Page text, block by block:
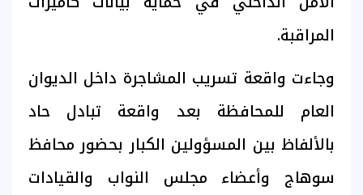
المراقبة.
وجاءت واقعة تسريب المشاجرة داخل الديوان
العام للمحافظة بعد واقعة تبادل حاد
بالألفاظ بين المسؤولين الكبار بحضور محافظ
سوهاج وأعضاء مجلس النواب والقيادات